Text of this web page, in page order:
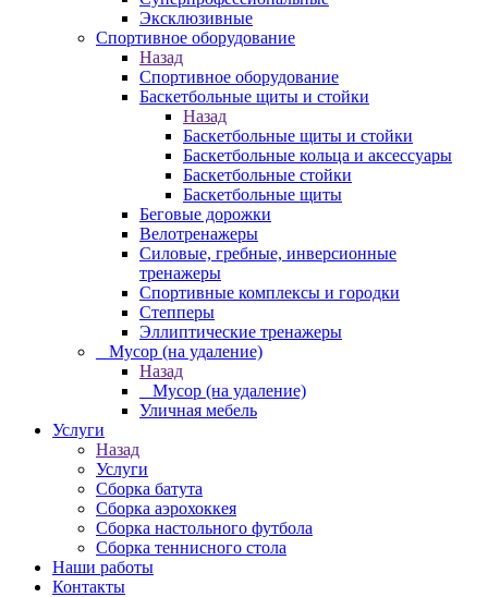
Эксклюзивные
Спортивное оборудование
Назад
Спортивное оборудование
Баскетбольные щиты и стойки
Назад
Баскетбольные щиты и стойки
Баскетбольные кольца и аксессуары
Баскетбольные стойки
Баскетбольные щиты
Беговые дорожки
Велотренажеры
Силовые, гребные, инверсионные
тренажеры
Спортивные комплексы и городки
Степперы
Эллиптические тренажеры
_ Мусор (на удаление)
Назад
_ Мусор (на удаление)
Уличная мебель
Услуги
Назад
Услуги
Сборка батута
Сборка аэрохоккея
Сборка настольного футбола
Сборка теннисного стола
Наши работы
Контакты